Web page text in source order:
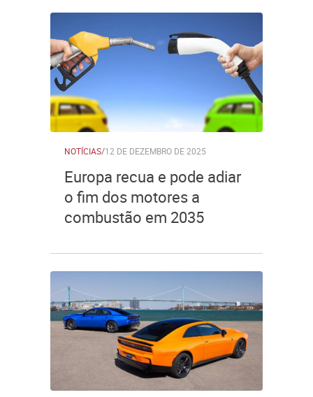
NOTÍCIAS/12 DE DEZEMBRO DE 2025
Europa recua e pode adiar
o fim dos motores a
combustão em 2035